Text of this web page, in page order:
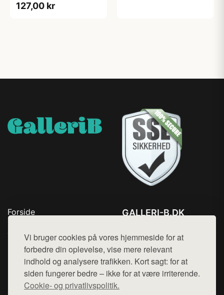
Vi bruger cookies på vores hjemmeside for at
forbedre din oplevelse, vise mere relevant
indhold og analysere trafikken. Kort sagt: for at
siden fungerer bedre – ikke for at være irriterende.
Cookie- og privatlivspolitik.
127,00 kr
Forside
Top Rabatter
Blog
Kontakt
GALLERI-B.DK
Mail: hej@want.dk
Cookie- og privatlivspolitik